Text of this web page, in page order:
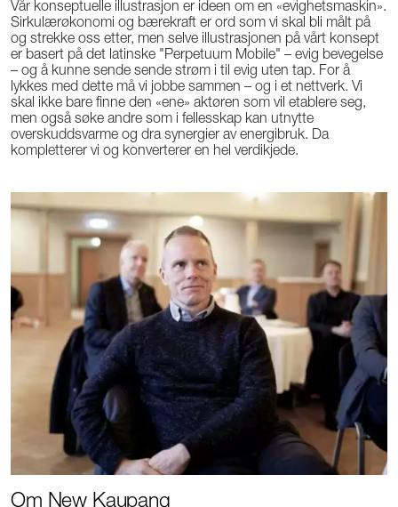
Vår konseptuelle illustrasjon er ideen om en «evighetsmaskin».
Sirkulærøkonomi og bærekraft er ord som vi skal bli målt på
og strekke oss etter, men selve illustrasjonen på vårt konsept
er basert på det latinske "Perpetuum Mobile" – evig bevegelse
– og å kunne sende sende strøm i til evig uten tap. For å
lykkes med dette må vi jobbe sammen – og i et nettverk. Vi
skal ikke bare finne den «ene» aktøren som vil etablere seg,
men også søke andre som i fellesskap kan utnytte
overskuddsvarme og dra synergier av energibruk. Da
kompletterer vi og konverterer en hel verdikjede.